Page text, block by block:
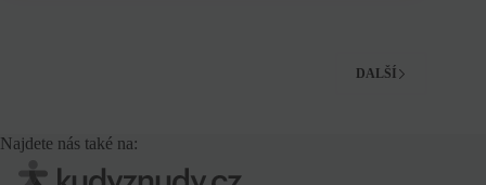
DALŠÍ
Najdete nás také na: